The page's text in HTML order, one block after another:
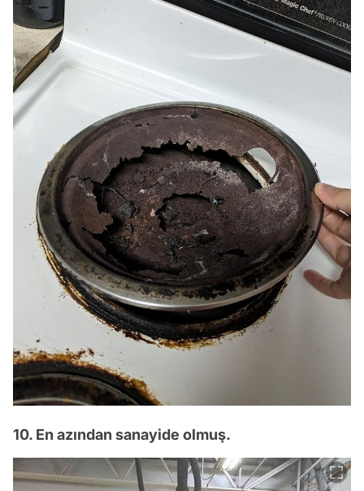
10. En azından sanayide olmuş.